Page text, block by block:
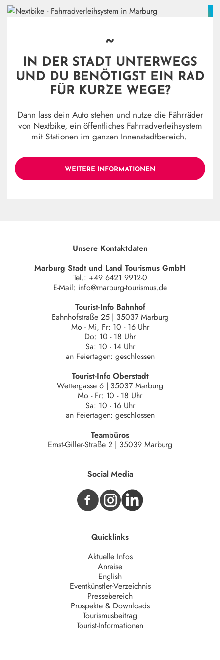
~
IN DER STADT UNTERWEGS
UND DU BENÖTIGST EIN RAD
FÜR KURZE WEGE?
Dann lass dein Auto stehen und nutze die Fährräder
von Nextbike, ein öffentliches Fahrradverleihsystem
mit Stationen im ganzen Innenstadtbereich.
WEITERE INFORMATIONEN
Unsere Kontaktdaten
Marburg Stadt und Land Tourismus GmbH
Tel.: +49 6421 9912-0
E-Mail: info@marburg-tourismus.de
Tourist-Info Bahnhof
Bahnhofstraße 25 | 35037 Marburg
Mo - Mi, Fr: 10 - 16 Uhr
Do: 10 - 18 Uhr
Sa: 10 - 14 Uhr
an Feiertagen: geschlossen
Tourist-Info Oberstadt
Wettergasse 6 | 35037 Marburg
Mo - Fr: 10 - 18 Uhr
Sa: 10 - 16 Uhr
an Feiertagen: geschlossen
Teambüros
Ernst-Giller-Straße 2 | 35039 Marburg
Social Media
Quicklinks
Aktuelle Infos
Anreise
English
Eventkünstler-Verzeichnis
Pressebereich
Prospekte & Downloads
Tourismusbeitrag
Tourist-Informationen